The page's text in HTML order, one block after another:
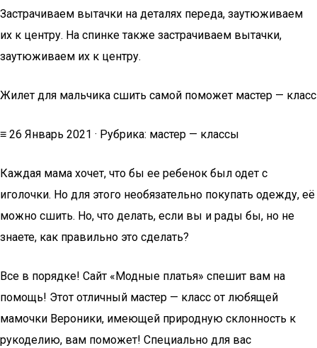
Застрачиваем вытачки на деталях переда, заутюживаем
их к центру. На спинке также застрачиваем вытачки,
заутюживаем их к центру.
Жилет для мальчика сшить самой поможет мастер — класс
≡ 26 Январь 2021 · Рубрика: мастер — классы
Каждая мама хочет, что бы ее ребенок был одет с
иголочки. Но для этого необязательно покупать одежду, её
можно сшить. Но, что делать, если вы и рады бы, но не
знаете, как правильно это сделать?
Все в порядке! Сайт «Модные платья» спешит вам на
помощь! Этот отличный мастер — класс от любящей
мамочки Вероники, имеющей природную склонность к
рукоделию, вам поможет! Специально для вас